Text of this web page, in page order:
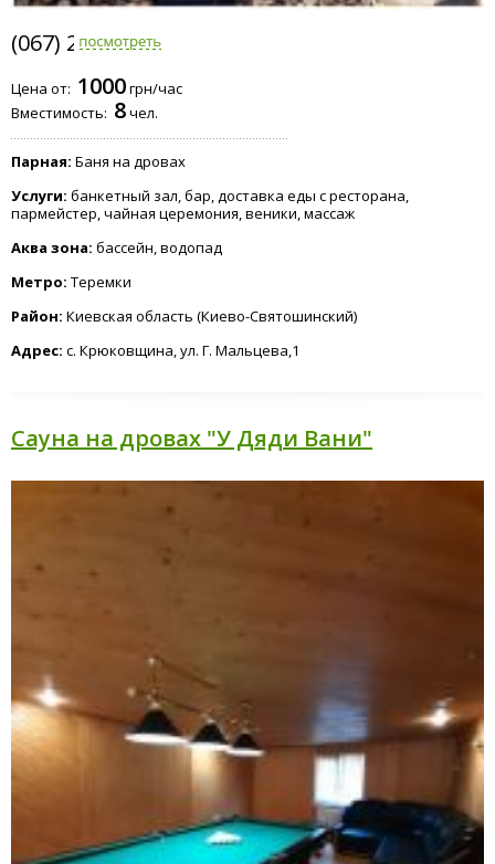
(067) 238-8080
Цена от: 1000грн/час
Вместимость: 8чел.
Парная: Баня на дровах
Услуги: банкетный зал, бар, доставка еды с ресторана,
пармейстер, чайная церемония, веники, массаж
Аква зона: бассейн, водопад
Метро: Теремки
Район: Киевская область (Киево-Святошинский)
Адрес: с. Крюковщина, ул. Г. Мальцева,1
Сауна на дровах "У Дяди Вани"